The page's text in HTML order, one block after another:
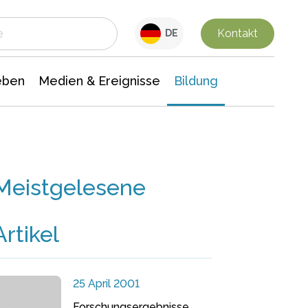
DE Kontakt
Medien & Ereignisse Bildung
25 April 2001